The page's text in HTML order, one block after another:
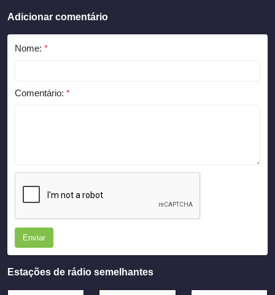
Adicionar comentário
Nome: *
Comentário: *
Enviar
Estações de rádio semelhantes